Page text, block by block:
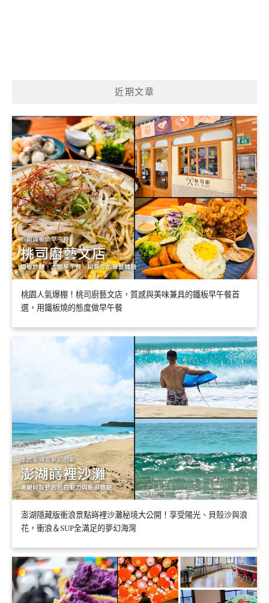
近期文章
桃園人氣爆棚！桃司廚藝文店，質感與美味兼具的鐵板早午餐首
選，用鐵板燒的態度做早午餐
澎湖隱藏版衝浪景點嵵裡沙灘秘境大公開！享受陽光、貝殼沙與浪
花，衝浪＆SUP全滿足的夢幻海灣